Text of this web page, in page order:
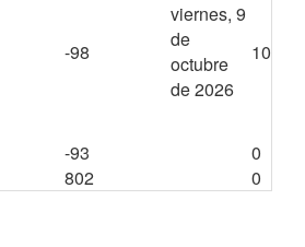
-98
viernes, 9
de
octubre
de 2026
1008
-93
0
802 0